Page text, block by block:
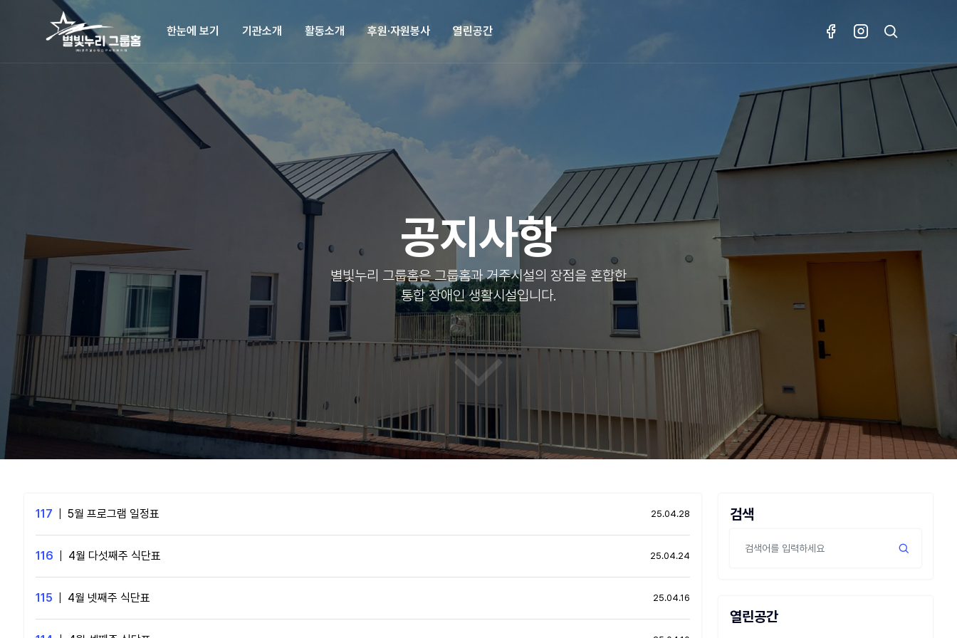
한눈에 보기 기관소개 활동소개 후원·자원봉사 열린공간
공지사항
별빛누리 그룹홈은 그룹홈과 거주시설의 장점을 혼합한
통합 장애인 생활시설입니다.
117 5월 프로그램 일정표 25.04.28
116 4월 다섯째주 식단표 25.04.24
115 4월 넷째주 식단표 25.04.16
검색
열린공간